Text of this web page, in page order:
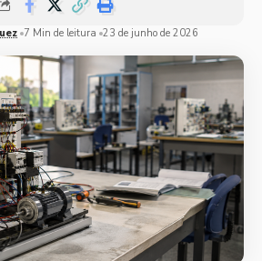
7 Min de leitura 23 de junho de 2026